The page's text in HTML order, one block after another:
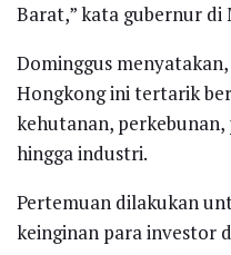
Barat,” kata gubernur di
Dominggus
Hongkong ini tertarik
kehutanan,
hingga industri.
Pertemuan dilakukan
keinginan para investor